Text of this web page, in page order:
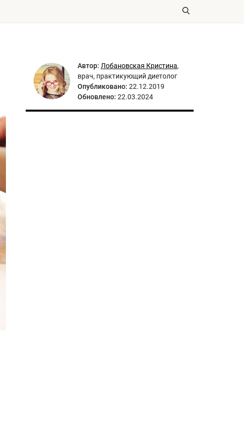
Автор: Лобановская Кристина,
врач, практикующий диетолог
Опубликовано: 22.12.2019
Обновлено: 22.03.2024